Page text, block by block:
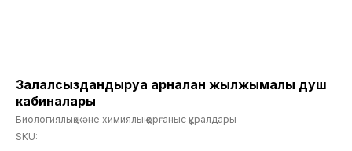
Залалсыздандыруға арналған жылжымалы душ
кабиналары
Биологиялық және химиялық қорғаныс құралдары
SKU: